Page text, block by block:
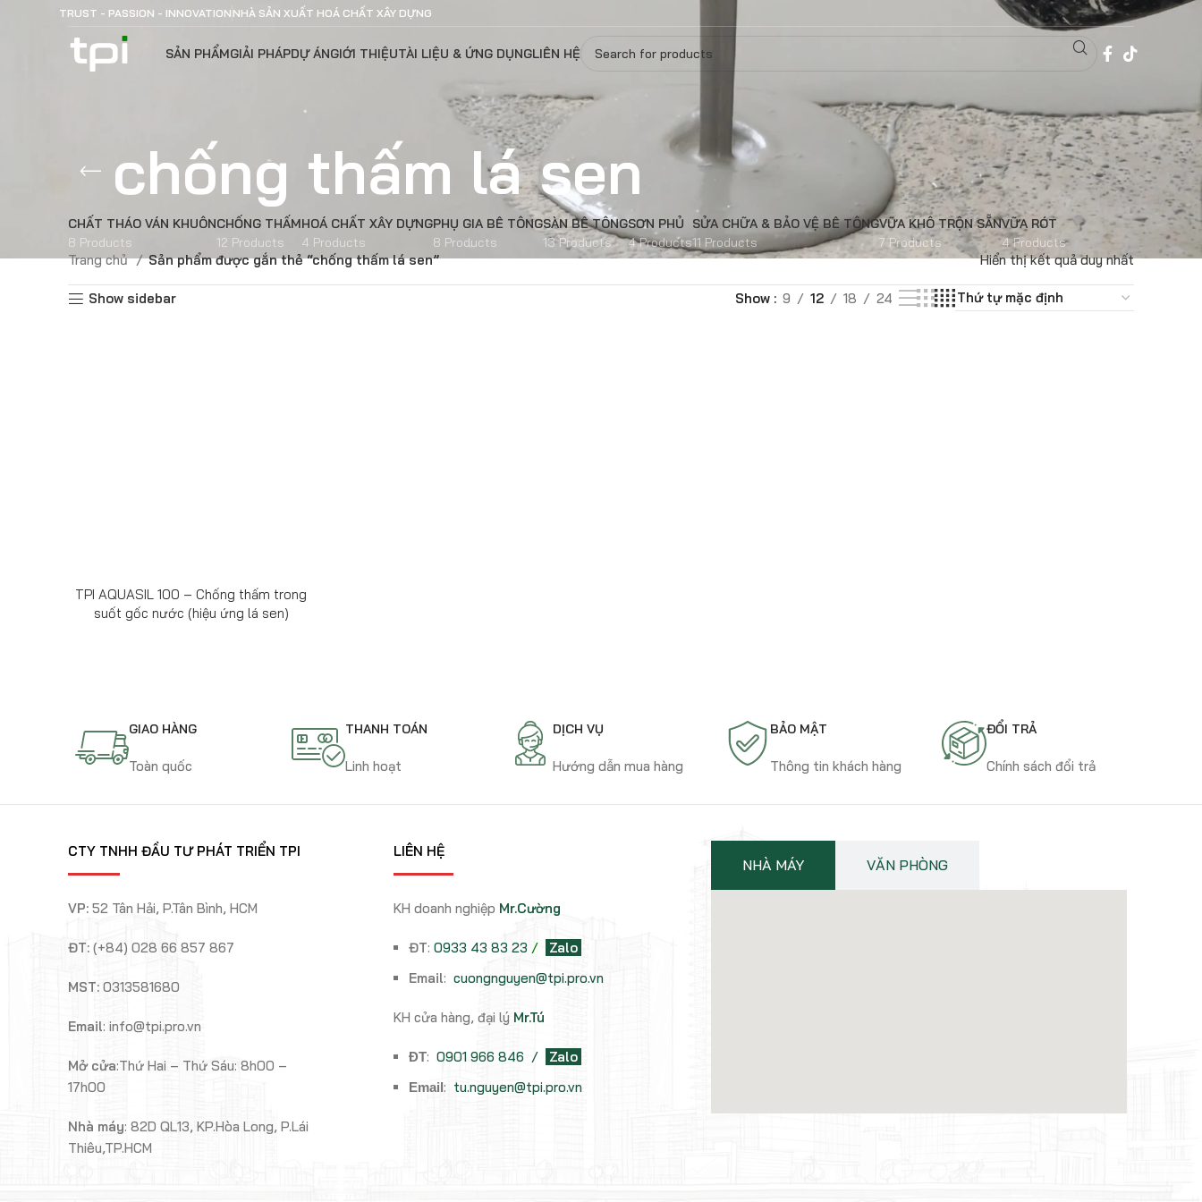
TRUST - PASSION - INNOVATION NHÀ SẢN XUẤT HOÁ CHẤT XÂY DỰNG
SẢN PHẨMGIẢI PHÁPDỰ ÁNGIỚI THIỆUTÀI LIỆU & ỨNG DỤNGLIÊN HỆ
chống thấm lá sen
CHẤT THÁO VÁN KHUÔN
8 Products
CHỐNG THẤM
12 Products
HOÁ CHẤT XÂY DỰNG
4 Products
PHỤ GIA BÊ TÔNG
8 Products
SÀN BÊ TÔNG
13 Products
SƠN PHỦ
4 Products
SỬA CHỮA & BẢO VỆ BÊ TÔNG
11 Products
VỮA KHÔ TRỘN SẴN
7 Products
VỮA RÓT
4 Products
Trang chủ Sản phẩm được gắn thẻ “chống thấm lá sen” Hiển thị kết quả duy nhất
Show sidebar Show 9 12 18 24
TPI AQUASIL 100 – Chống thấm trong
suốt gốc nước (hiệu ứng lá sen)
GIAO HÀNG
Toàn quốc
THANH TOÁN
Linh hoạt
DỊCH VỤ
Hướng dẫn mua hàng
BẢO MẬT
Thông tin khách hàng
ĐỔI TRẢ
Chính sách đổi trả
CTY TNHH ĐẦU TƯ PHÁT TRIỂN TPI
VP: 52 Tân Hải, P.Tân Bình, HCM
ĐT: (+84) 028 66 857 867
MST: 0313581680
Email: info@tpi.pro.vn
Mở cửa:Thứ Hai – Thứ Sáu: 8h00 –
17h00
Nhà máy: 82D QL13, KP.Hòa Long, P.Lái
Thiêu,TP.HCM
LIÊN HỆ
KH doanh nghiệp Mr.Cường
ĐT: 0933 43 83 23/
Zalo
Email: cuongnguyen@tpi.pro.vn
KH cửa hàng, đại lý Mr.Tú
ĐT: 0901 966 846 / Zalo
Email: tu.nguyen@tpi.pro.vn
NHÀ MÁY VĂN PHÒNG